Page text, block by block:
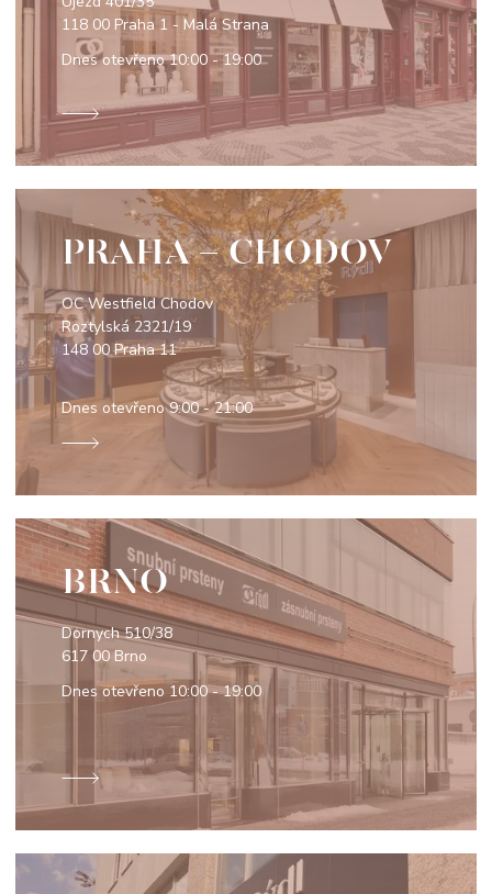
118 00 Praha 1 - Malá Strana
Dnes otevřeno10:00 - 19:00
PRAHA - CHODOV
OC Westfield Chodov
Roztylská 2321/19
148 00 Praha 11
Dnes otevřeno9:00 - 21:00
BRNO
Dornych 510/38
617 00 Brno
Dnes otevřeno 10:00 - 19:00